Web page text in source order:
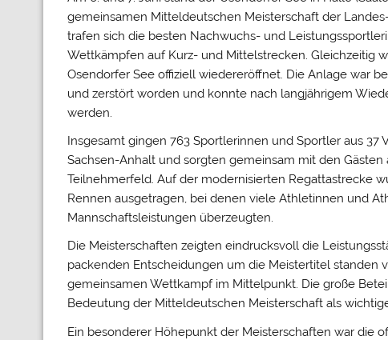
gemeinsamen Mitteldeutschen Meisterschaft der
trafen sich die besten Nachwuchs- und
Wettkämpfen auf Kurz- und Mittelstrecken. Gleichzeitig
Osendorfer See offiziell wiedereröffnet. Die Anlage war
und zerstört worden und konnte nach langjährigem
werden.
Insgesamt gingen 763 Sportlerinnen und Sportler aus 37
Sachsen-Anhalt und sorgten gemeinsam mit den
Teilnehmerfeld. Auf der modernisierten Regattastrecke
Rennen ausgetragen, bei denen viele Athletinnen und
Mannschaftsleistungen überzeugten.
Die Meisterschaften zeigten eindrucksvoll die
packenden Entscheidungen um die Meistertitel standen
gemeinsamen Wettkampf im Mittelpunkt. Die große
Bedeutung der Mitteldeutschen Meisterschaft als
Ein besonderer Höhepunkt der Meisterschaften war die